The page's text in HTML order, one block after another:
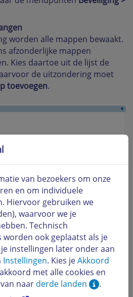
worden alle mappen bewaakt.
afzonderlijke mappen
Kies daartoe uit de lijst de
de uitzondering moet
toevoegen.
van bezoekers om onze
en om individuele
Hiervoor gebruiken we
waarvoor we je
Technisch
worden ook geplaatst als je
je instellingen later onder aan
Instellingen. Kies jeAkkoord
met alle cookies en
naar derde landen
.